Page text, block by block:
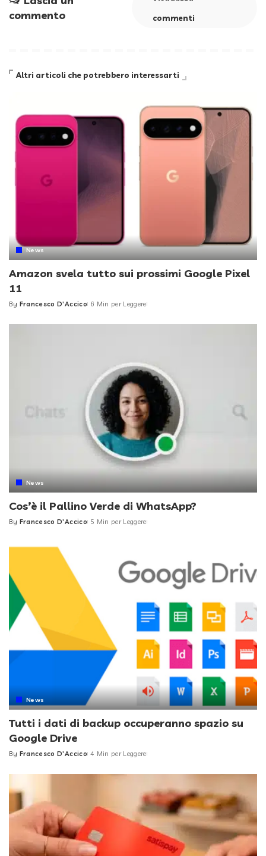
commento
commenti
Altri articoli che potrebbero interessarti
News
Amazon svela tutto sui prossimi Google Pixel
11
Posted
By Francesco D'Accico 6 Min per Leggere
News
Cos’è il Pallino Verde di WhatsApp?
Posted
By Francesco D'Accico 5 Min per Leggere
News
Tutti i dati di backup occuperanno spazio su
Google Drive
Posted
By Francesco D'Accico 4 Min per Leggere